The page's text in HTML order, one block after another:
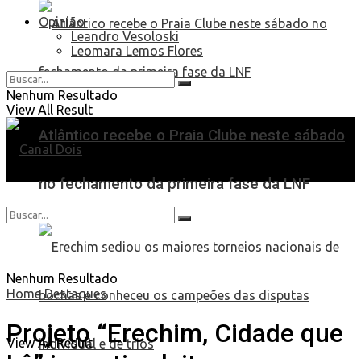
Atlântico recebe o Praia Clube neste sábado
no fechamento da primeira fase da LNF
Opinião
Leandro Vesoloski
Leomara Lemos Flores
Nenhum Resultado
View All Result
Nenhum Resultado
View All Result
Home Destaques
Projeto “Erechim, Cidade que